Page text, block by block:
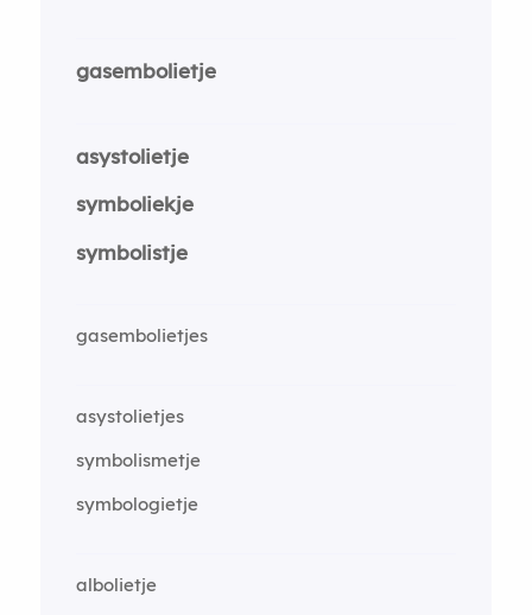
gasembolietje
asystolietje
symboliekje
symbolistje
gasembolietjes
asystolietjes
symbolismetje
symbologietje
albolietje